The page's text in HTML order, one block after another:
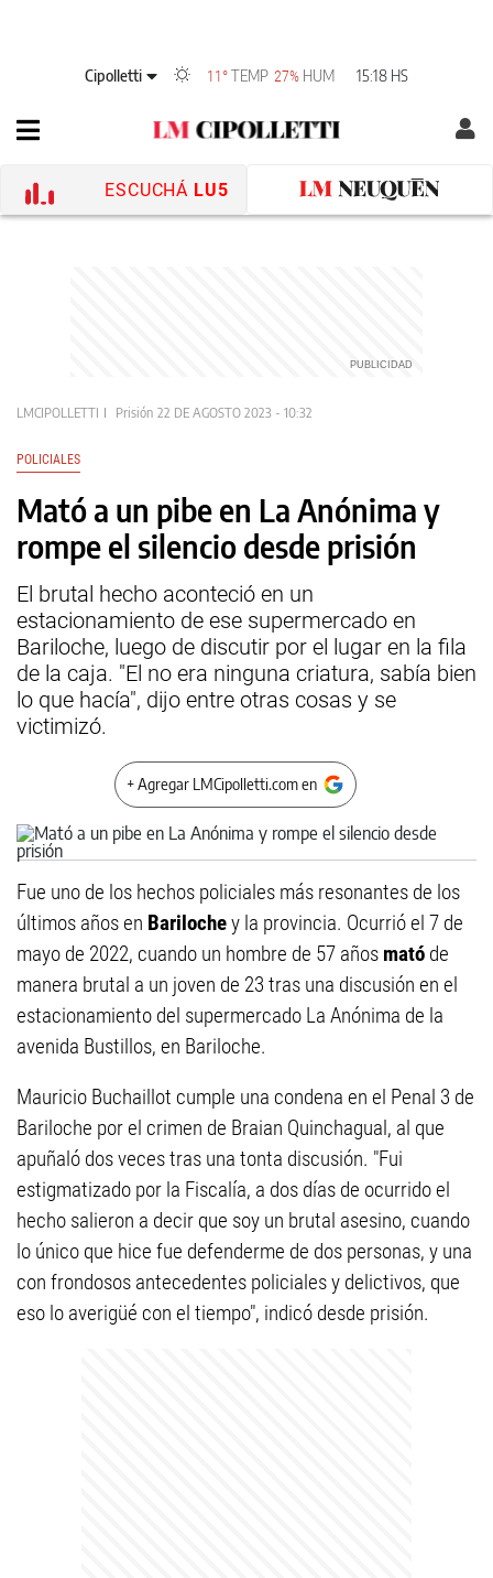
Cipolletti 11°TEMP 27% HUM 15:18 HS
ESCUCHÁ LU5
LMCIPOLLETTI Prisión 22 DE AGOSTO 2023 - 10:32
POLICIALES
Mató a un pibe en La Anónima y
rompe el silencio desde prisión
El brutal hecho aconteció en un
estacionamiento de ese supermercado en
Bariloche, luego de discutir por el lugar en la fila
de la caja. "El no era ninguna criatura, sabía bien
lo que hacía", dijo entre otras cosas y se
victimizó.
+ Agregar LMCipolletti.com en
Fue uno de los hechos policiales más resonantes de los
últimos años en Barilochey la provincia. Ocurrió el 7 de
mayo de 2022, cuando un hombre de 57 años mató de
manera brutal a un joven de 23 tras una discusión en el
estacionamiento del supermercado La Anónima de la
avenida Bustillos, en Bariloche.
Mauricio Buchaillot cumple una condena en el Penal 3 de
Bariloche por el crimen de Braian Quinchagual, al que
apuñaló dos veces tras una tonta discusión. "Fui
estigmatizado por la Fiscalía, a dos días de ocurrido el
hecho salieron a decir que soy un brutal asesino, cuando
lo único que hice fue defenderme de dos personas, y una
con frondosos antecedentes policiales y delictivos, que
eso lo averigüé con el tiempo", indicó desde prisión.